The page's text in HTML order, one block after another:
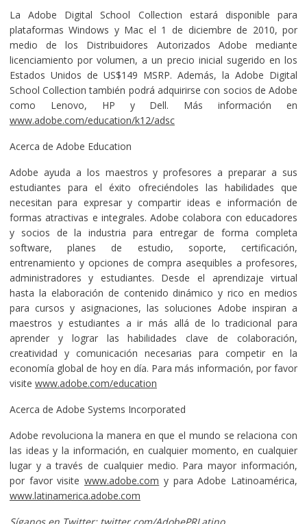
La Adobe Digital School Collection estará disponible para
plataformas Windows y Mac el 1 de diciembre de 2010, por
medio de los Distribuidores Autorizados Adobe mediante
licenciamiento por volumen, a un precio inicial sugerido en los
Estados Unidos de US$149 MSRP. Además, la Adobe Digital
School Collection también podrá adquirirse con socios de Adobe
como Lenovo, HP y Dell. Más información en
www.adobe.com/education/k12/adsc
Acerca de Adobe Education
Adobe ayuda a los maestros y profesores a preparar a sus
estudiantes para el éxito ofreciéndoles las habilidades que
necesitan para expresar y compartir ideas e información de
formas atractivas e integrales. Adobe colabora con educadores
y socios de la industria para entregar de forma completa
software, planes de estudio, soporte, certificación,
entrenamiento y opciones de compra asequibles a profesores,
administradores y estudiantes. Desde el aprendizaje virtual
hasta la elaboración de contenido dinámico y rico en medios
para cursos y asignaciones, las soluciones Adobe inspiran a
maestros y estudiantes a ir más allá de lo tradicional para
aprender y lograr las habilidades clave de colaboración,
creatividad y comunicación necesarias para competir en la
economía global de hoy en día. Para más información, por favor
visite www.adobe.com/education
Acerca de Adobe Systems Incorporated
Adobe revoluciona la manera en que el mundo se relaciona con
las ideas y la información, en cualquier momento, en cualquier
lugar y a través de cualquier medio. Para mayor información,
por favor visitewww.adobe.com y para Adobe Latinoamérica,
www.latinamerica.adobe.com